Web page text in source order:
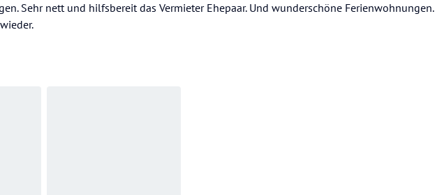
Sehr nett und hilfsbereit das Vermieter Ehepaar. Und wunderschöne Ferienwohnungen.